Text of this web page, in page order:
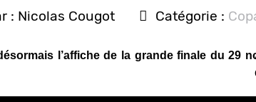
: Nicolas Cougot Catégorie :
l’affiche de la grande finale du 29